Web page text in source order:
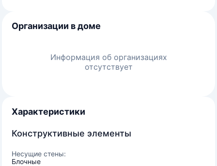
Организации в доме
Информация об организациях
отсутствует
Характеристики
Конструктивные элементы
Несущие стены:
Блочные